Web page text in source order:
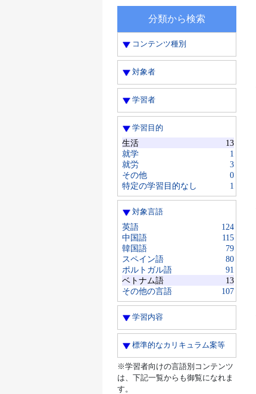
分類から検索
コンテンツ種別
対象者
学習者
学習目的
生活
13
就学
1
就労
3
その他
0
特定の学習目的なし
1
対象言語
英語
124
中国語
115
韓国語
79
スペイン語
80
ポルトガル語
91
ベトナム語
13
その他の言語
107
学習内容
標準的なカリキュラム案等
※学習者向けの言語別コンテンツ
は、下記一覧からも御覧になれま
す。